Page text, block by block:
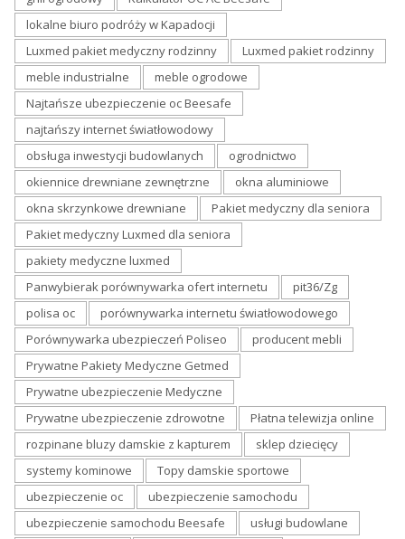
lokalne biuro podróży w Kapadocji
Luxmed pakiet medyczny rodzinny
Luxmed pakiet rodzinny
meble industrialne
meble ogrodowe
Najtańsze ubezpieczenie oc Beesafe
najtańszy internet światłowodowy
obsługa inwestycji budowlanych
ogrodnictwo
okiennice drewniane zewnętrzne
okna aluminiowe
okna skrzynkowe drewniane
Pakiet medyczny dla seniora
Pakiet medyczny Luxmed dla seniora
pakiety medyczne luxmed
Panwybierak porównywarka ofert internetu
pit36/Zg
polisa oc
porównywarka internetu światłowodowego
Porównywarka ubezpieczeń Poliseo
producent mebli
Prywatne Pakiety Medyczne Getmed
Prywatne ubezpieczenie Medyczne
Prywatne ubezpieczenie zdrowotne
Płatna telewizja online
rozpinane bluzy damskie z kapturem
sklep dziecięcy
systemy kominowe
Topy damskie sportowe
ubezpieczenie oc
ubezpieczenie samochodu
ubezpieczenie samochodu Beesafe
usługi budowlane